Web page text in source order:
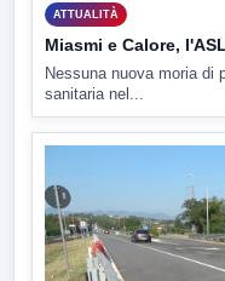
ATTUALITÀ
Miasmi e Calore,
Nessuna nuova moria di
sanitaria nel...